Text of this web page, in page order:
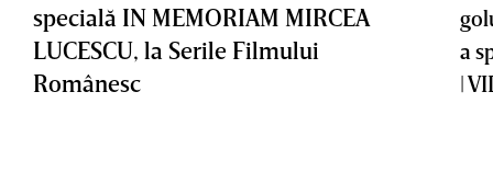
specială IN MEMORIAM MIRCEA
LUCESCU, la Serile Filmului
Românesc
a
|